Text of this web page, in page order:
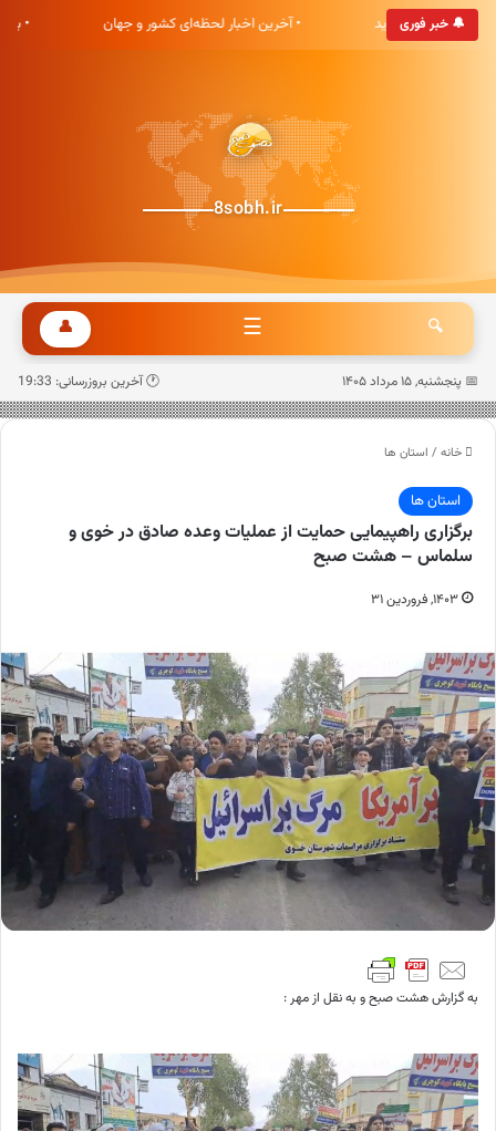
🔔 خبر فوری
هشت صبح خوش آمدید • آخرین اخبار لحظه‌ای کشور و جهان •
8sobh.ir
🔍
☰
👤
📅 پنجشنبه, ۱۵ مرداد ۱۴۰۵ 🕐 آخرین بروزرسانی: 19:33
خانه / استان ها
استان ها
برگزاری راهپیمایی حمایت از عملیات وعده صادق در خوی و
سلماس – هشت صبح
۱۴۰۳, فروردین ۳۱
به گزارش هشت صبح و به نقل از مهر :